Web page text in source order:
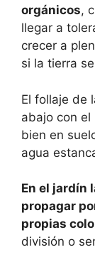
orgánicos,
llegar a
crecer a
si la tierra
El follaje de
abajo con el
bien en
agua
En el jardín
propagar
propias
división o